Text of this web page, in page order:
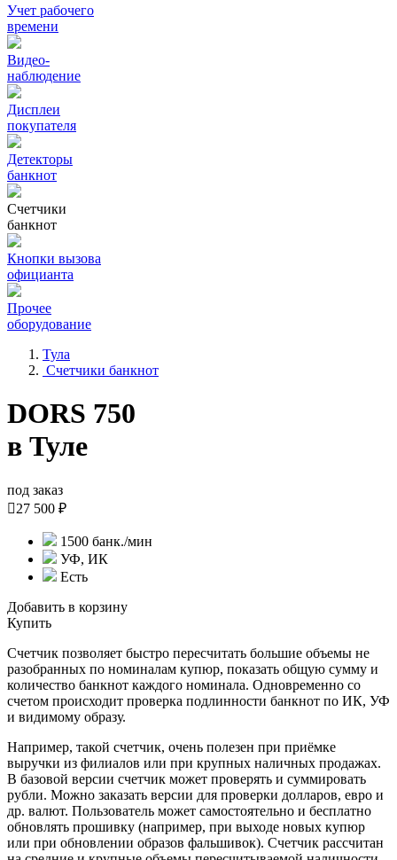
Учет рабочего
времени
Видео‑
наблюдение
Дисплеи
покупателя
Детекторы
банкнот
Счетчики
банкнот
Кнопки вызова
официанта
Прочее
оборудование
Тула
Счетчики банкнот
DORS 750
в Туле
под заказ
27 500 ₽
1500 банк./мин
УФ, ИК
Есть
Добавить в корзину
Купить
Счетчик позволяет быстро пересчитать большие объемы не
разобранных по номиналам купюр, показать общую сумму и
количество банкнот каждого номинала. Одновременно со
счетом происходит проверка подлинности банкнот по ИК, УФ
и видимому образу.
Например, такой счетчик, очень полезен при приёмке
выручки из филиалов или при крупных наличных продажах.
В базовой версии счетчик может проверять и суммировать
рубли. Можно заказать версии для проверки долларов, евро и
др. валют. Пользователь может самостоятельно и бесплатно
обновлять прошивку (например, при выходе новых купюр
или при обновлении образов фальшивок). Счетчик рассчитан